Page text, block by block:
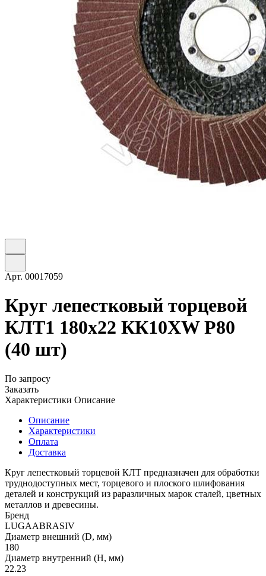
Арт. 00017059
Круг лепестковый торцевой
КЛТ1 180х22 КК10XW P80
(40 шт)
По запросу
Заказать
Характеристики Описание
Описание
Характеристики
Оплата
Доставка
Круг лепестковый торцевой КЛТ предназначен для обработки
труднодоступных мест, торцевого и плоского шлифования
деталей и конструкций из раразличных марок сталей, цветных
металлов и древесины.
Бренд
LUGAABRASIV
Диаметр внешний (D, мм)
180
Диаметр внутренний (H, мм)
22.23